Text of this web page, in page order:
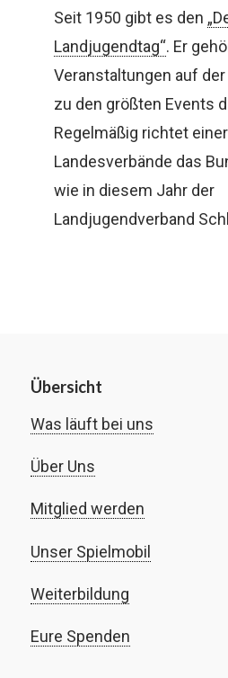
Seit 1950 gibt es den
Landjugendtag“. Er
Veranstaltungen auf
zu den größten Events
Regelmäßig richtet
Landesverbände das
wie in diesem Jahr der
Landjugendverband
Übersicht
Was läuft bei uns
Über Uns
Mitglied werden
Unser Spielmobil
Weiterbildung
Eure Spenden